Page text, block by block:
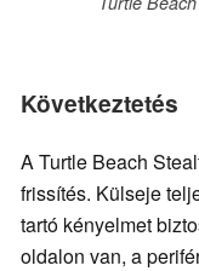
Következtetés
A Turtle Beach
frissítés. Külseje
tartó kényelmet
oldalon van, a